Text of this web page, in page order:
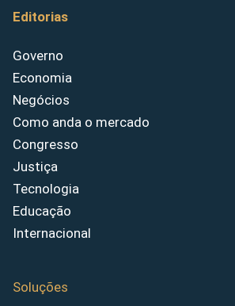
Editorias
Governo
Economia
Negócios
Como anda o mercado
Congresso
Justiça
Tecnologia
Educação
Internacional
Soluções